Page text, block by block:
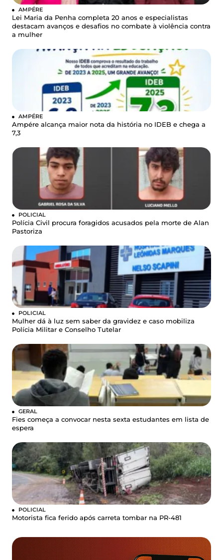
AMPÉRE
Lei Maria da Penha completa 20 anos e especialistas
destacam avanços e desafios no combate à violência contra
a mulher
AMPÉRE
Ampére alcança maior nota da história no IDEB e chega a
7,3
POLICIAL
Polícia Civil procura foragidos acusados pela morte de Alan
Pastoriza
POLICIAL
Mulher dá à luz sem saber da gravidez e caso mobiliza
Polícia Militar e Conselho Tutelar
GERAL
Fies começa a convocar nesta sexta estudantes em lista de
espera
POLICIAL
Motorista fica ferido após carreta tombar na PR-481